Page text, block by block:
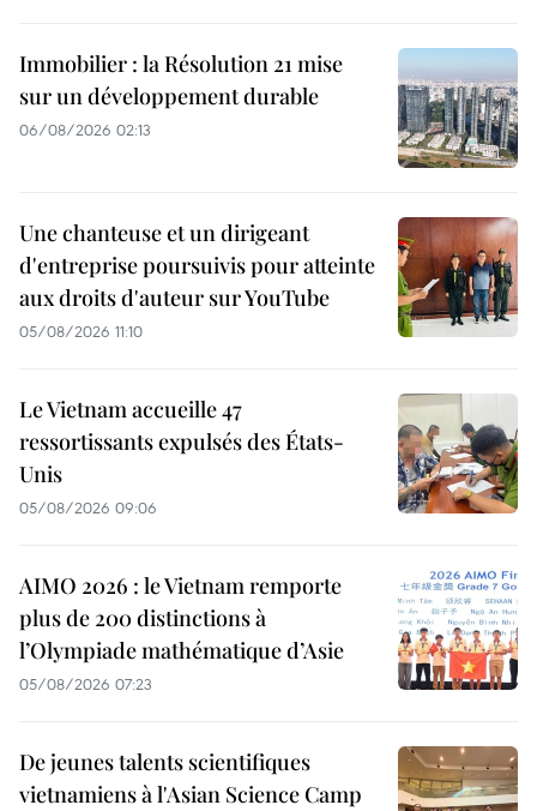
Immobilier : la Résolution 21 mise
sur un développement durable
06/08/2026 02:13
Une chanteuse et un dirigeant
d'entreprise poursuivis pour atteinte
aux droits d'auteur sur YouTube
05/08/2026 11:10
Le Vietnam accueille 47
ressortissants expulsés des États-
Unis
05/08/2026 09:06
AIMO 2026 : le Vietnam remporte
plus de 200 distinctions à
l’Olympiade mathématique d’Asie
05/08/2026 07:23
De jeunes talents scientifiques
vietnamiens à l'Asian Science Camp